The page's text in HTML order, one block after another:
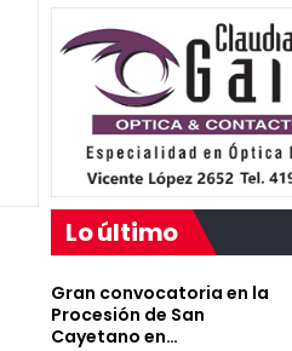
Lo último
Gran convocatoria en la
Procesión de San
Cayetano en…